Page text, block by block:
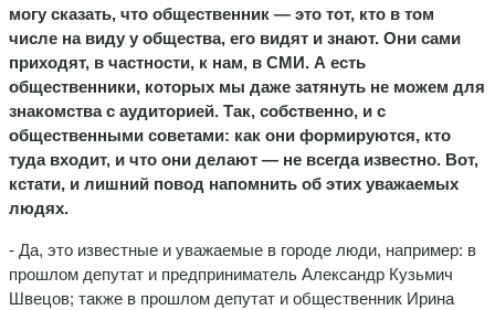
могу сказать, что общественник — это тот, кто в том
числе на виду у общества, его видят и знают. Они сами
приходят, в частности, к нам, в СМИ. А есть
общественники, которых мы даже затянуть не можем для
знакомства с аудиторией. Так, собственно, и с
общественными советами: как они формируются, кто
туда входит, и что они делают — не всегда известно. Вот,
кстати, и лишний повод напомнить об этих уважаемых
людях.
- Да, это известные и уважаемые в городе люди, например: в
прошлом депутат и предприниматель Александр Кузьмич
Швецов; также в прошлом депутат и общественник Ирина